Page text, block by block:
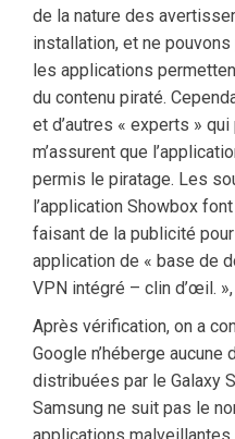
de la nature des
installation, et ne
les applications
du contenu piraté.
et d’autres « experts »
m’assurent que
permis le piratage. Les
l’application Showbox
faisant de la publicité
application de « base de
VPN intégré – clin d’œil.
Après vérification, on a
Google n’héberge
distribuées par le Galaxy
Samsung ne suit pas le